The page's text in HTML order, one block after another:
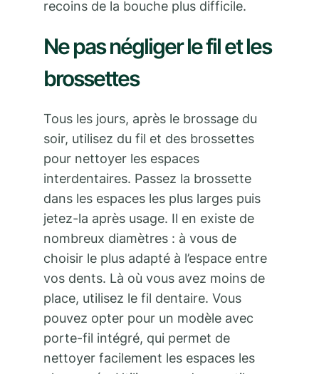
recoins de la bouche plus difficile.
Ne pas négliger le fil et les
brossettes
Tous les jours, après le brossage du
soir, utilisez du fil et des brossettes
pour nettoyer les espaces
interdentaires. Passez la brossette
dans les espaces les plus larges puis
jetez-la après usage. Il en existe de
nombreux diamètres : à vous de
choisir le plus adapté à l’espace entre
vos dents. Là où vous avez moins de
place, utilisez le fil dentaire. Vous
pouvez opter pour un modèle avec
porte-fil intégré, qui permet de
nettoyer facilement les espaces les